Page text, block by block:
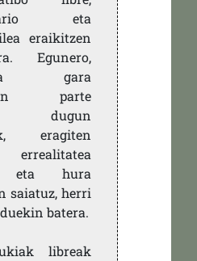
eta
eraikitzen
Egunero,
gara
parte
dugun
eragiten
eta hura
saiatuz, herri
batera.
libreak